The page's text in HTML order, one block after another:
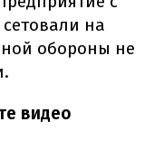
на
обороны не
видео